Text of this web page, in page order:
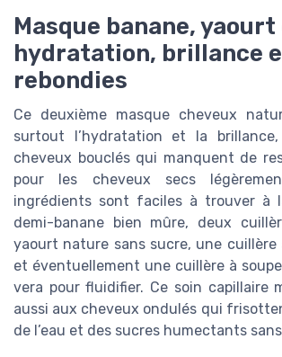
Masque banane,
hydratation, brillance
rebondies
Ce deuxième masque cheveux
surtout l’hydratation et la
cheveux bouclés qui manquent de
pour les cheveux secs
ingrédients sont faciles à trouver à
demi-banane bien mûre, deux
yaourt nature sans sucre, une cuillère
et éventuellement une cuillère à soupe
vera pour fluidifier. Ce soin capillaire
aussi aux cheveux ondulés qui
de l’eau et des sucres humectants